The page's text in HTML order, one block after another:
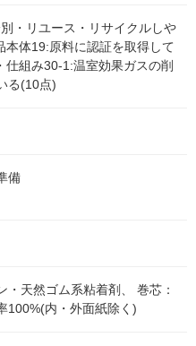
・リユース・リサイクルしや
本体19:原料に認証を取得して
仕組み30-1:温室効果ガスの削
る(10点)
備
・天然ゴム系粘着剤、 巻芯：
100%(内・外面紙除く)